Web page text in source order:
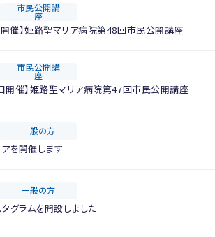
市民公開講
座
催】姫路聖マリア病院第48回市民公開講座
市民公開講
座
開催】姫路聖マリア病院第47回市民公開講座
一般の方
を開催します
一般の方
グラムを開設しました